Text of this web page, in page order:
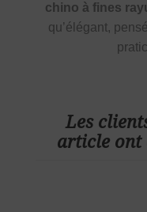
chino à fines
qu’élégant,
Les
article ont